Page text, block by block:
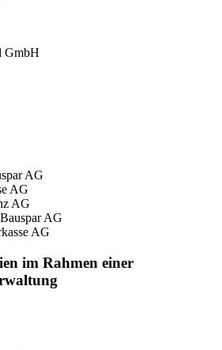
GmbH
AG
AG
AG
AG
AG
im Rahmen einer